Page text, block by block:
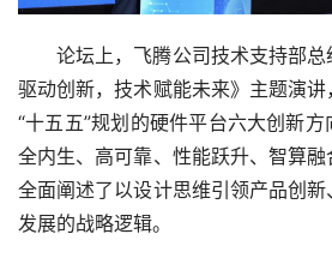
论坛上，飞腾公司技术支持部
驱动创新，技术赋能未来》主题演
“十五五”规划的硬件平台六大创新
全内生、高可靠、性能跃升、智算融
全面阐述了以设计思维引领产品创
发展的战略逻辑。